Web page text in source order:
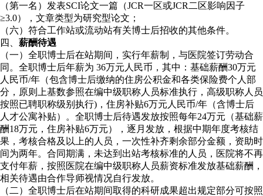
（第一名）发表SCI论文一篇（JCR一区或JCR二区影响因子
≥3.0），文章类型为研究型论文；
（六）符合工作站或流动站有关博士后招收的其他条件。
四、 薪酬待遇
（一）全职博士后在站期间，实行年薪制，与医院签订劳动合
同。全职博士后年薪为 36万元人民币，其中：基础薪酬30万元
人民币/年（包含博士后缴纳的住房公积金和各类保险费个人部
分，原则上基数参照在编中级职称人员标准执行，高级职称人员
按照已聘职称级别执行)，住房补贴6万元人民币/年（含博士后
人才公寓补贴）。全职博士后待遇发放按照每年24万元（基础薪
酬18万元，住房补贴6万元），逐月发放，根据中期年度考核结
果，考核合格及以上的人员，一次性补齐剩余部分金额，资助时
间为两年。合同期满，未达到出站考核标准的人员，医院将不再
支付年薪，按照医院在编中级职称人员薪资标准发放基础薪酬，
相关待遇由合作导师视情况自行发放。
（二）全职博士后在站期间取得的科研成果超出规定部分可按照